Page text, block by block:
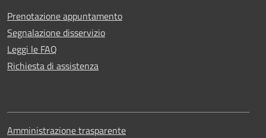
Prenotazione appuntamento
Segnalazione disservizio
Leggi le FAQ
Richiesta di assistenza
Amministrazione trasparente